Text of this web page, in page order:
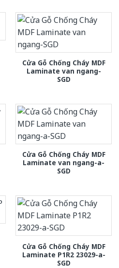
Cửa Gỗ Chống Cháy MDF
Laminate van ngang-
SGD
Cửa Gỗ Chống Cháy MDF
Laminate van ngang-a-
SGD
Cửa Gỗ Chống Cháy MDF
Laminate P1R2 23029-a-
SGD